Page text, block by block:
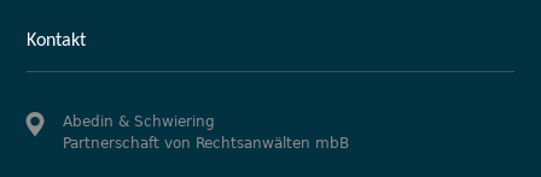
Kontakt
Abedin & Schwiering
Partnerschaft von Rechtsanwälten mbB